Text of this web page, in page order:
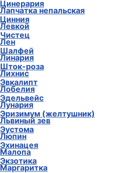
Цинерария
Цинния
Чистец
Шалфей
Шток-роза
Эвкалипт
Эдельвейс
Эризимум (желтушник)
Эустома
Эхинацея
Экзотика
Лапчатка непальская
Левкой
Лен
Линария
Лихнис
Лобелия
Лунария
Львиный зев
Люпин
Малопа
Маргаритка